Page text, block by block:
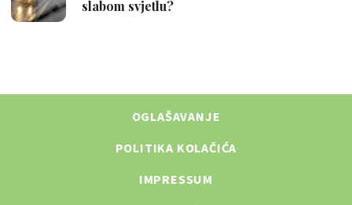
OGLAŠAVANJE
POLITIKA KOLAČIĆA
IMPRESSUM